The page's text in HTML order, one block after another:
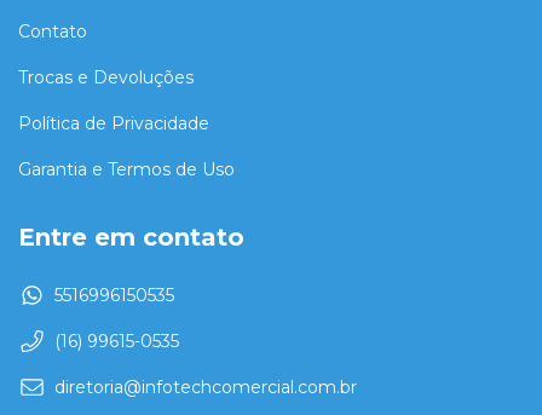
Contato
Trocas e Devoluções
Política de Privacidade
Garantia e Termos de Uso
Entre em contato
5516996150535
(16) 99615-0535
diretoria@infotechcomercial.com.br